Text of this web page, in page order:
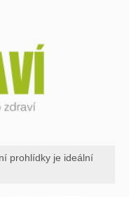
prohlídky je ideální